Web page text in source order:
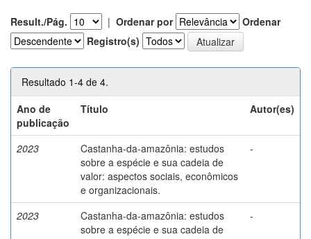
Result./Pág. | Ordenar por
Ordenar
Registro(s)
Resultado 1-4 de 4.
Ano de
publicação
Título Autor(es)
2023
Castanha-da-amazônia: estudos
sobre a espécie e sua cadeia de
valor: aspectos sociais, econômicos
e organizacionais.
-
2023
Castanha-da-amazônia: estudos
sobre a espécie e sua cadeia de
-